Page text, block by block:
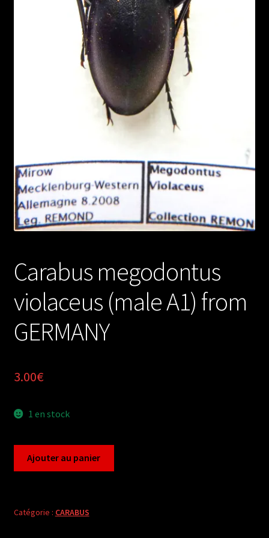
Carabus megodontus
violaceus (male A1) from
GERMANY
3.00€
1 en stock
violaceus
Ajouter au panier
Catégorie : CARABUS